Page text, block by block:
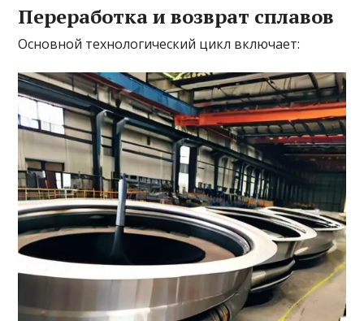
Переработка и возврат сплавов
Основной технологический цикл включает: